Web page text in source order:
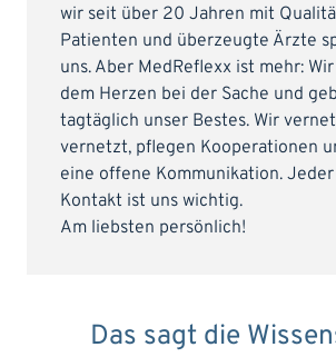
wir seit über 20 Jahren mit
Patienten und überzeugte Ärzte
uns. Aber MedReflexx ist mehr:
dem Herzen bei der Sache und
tagtäglich unser Bestes. Wir
vernetzt, pflegen Kooperationen
eine offene Kommunikation.
Kontakt ist uns wichtig.
Am liebsten persönlich!
Das sagt die